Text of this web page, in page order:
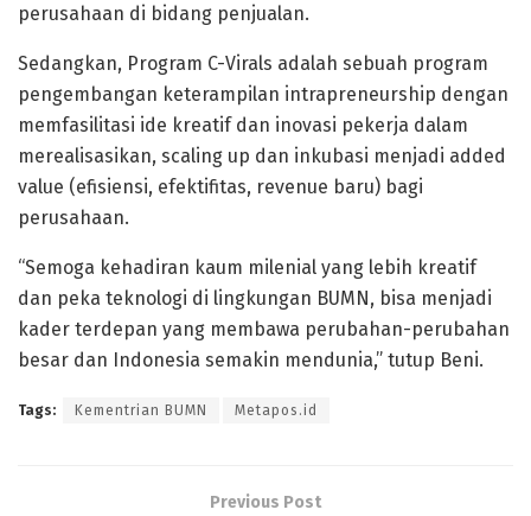
perusahaan di bidang penjualan.
Sedangkan, Program C-Virals adalah sebuah program
pengembangan keterampilan intrapreneurship dengan
memfasilitasi ide kreatif dan inovasi pekerja dalam
merealisasikan, scaling up dan inkubasi menjadi added
value (efisiensi, efektifitas, revenue baru) bagi
perusahaan.
“Semoga kehadiran kaum milenial yang lebih kreatif
dan peka teknologi di lingkungan BUMN, bisa menjadi
kader terdepan yang membawa perubahan-perubahan
besar dan Indonesia semakin mendunia,” tutup Beni.
Tags: Kementrian BUMN Metapos.id
Previous Post